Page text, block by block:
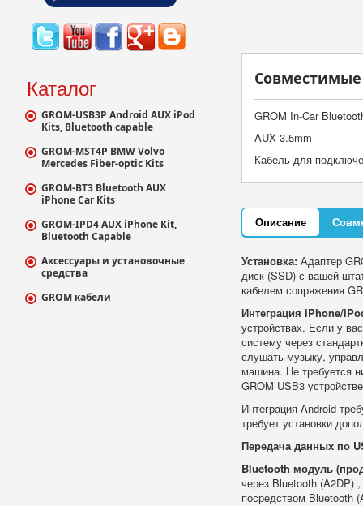
Каталог
GROM-USB3P Android AUX iPod
Kits, Bluetooth capable
GROM-MST4P BMW Volvo
Mercedes Fiber-optic Kits
GROM-BT3 Bluetooth AUX
iPhone Car Kits
GROM-IPD4 AUX iPhone Kit,
Bluetooth Capable
Аксессуары и установочные
средства
GROM кабели
Совместимые
GROM In-Car
AUX 3.5mm
Кабель для
Описание
Установка: Адаптер
диск (SSD) с вашей
кабелем сопряжения
Интеграция iPhone/
устройствах. Если у
систему через
слушать музыку,
машина. Не требуется
GROM USB3
Интеграция Android
требует установки
Передача данных по
Bluetooth модуль
через Bluetooth (A2DP)
посредством Bluetooth